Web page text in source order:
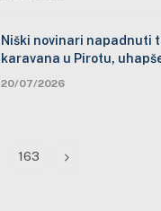
Niški novinari napadnuti
karavana u Pirotu,
20/07/2026
163 Next